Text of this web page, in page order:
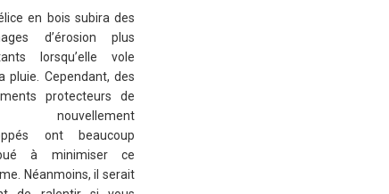
en bois subira des
d’érosion plus
lorsqu’elle vole
pluie. Cependant, des
protecteurs de
nouvellement
ont beaucoup
à minimiser ce
Néanmoins, il serait